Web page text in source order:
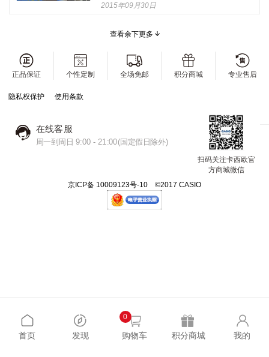
2015年09月30日
查看余下更多
正品保证 个性定制 全场免邮 积分商城 专业售后
隐私权保护 使用条款
在线客服
周一到周日 9:00 - 21:00(国定假日除外)
扫码关注卡西欧官
方商城微信
京ICP备 10009123号-10 ©2017 CASIO
首页 发现
0
购物车 积分商城 我的